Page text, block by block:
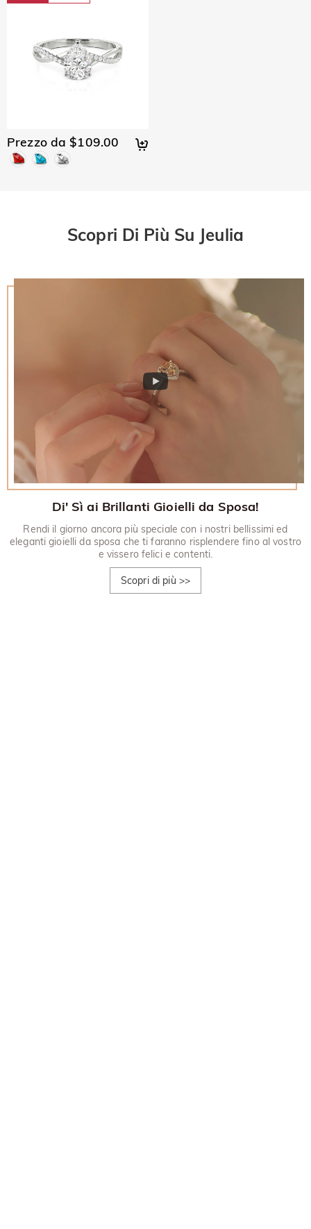
Prezzo da $109.00
Scopri Di Più Su Jeulia
Di' Sì ai Brillanti Gioielli da Sposa!
Rendi il giorno ancora più speciale con i nostri bellissimi ed
eleganti gioielli da sposa che ti faranno risplendere fino al vostro
e vissero felici e contenti.
Scopri di più >>